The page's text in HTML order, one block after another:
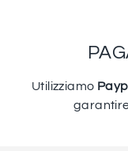
Utilizziamo